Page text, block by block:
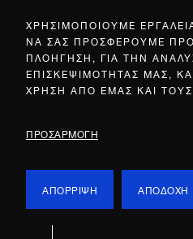
ΧΡΗΣΙΜΟΠΟΙΟΥΜΕ
ΝΑ ΣΑΣ ΠΡΟΣΦΕΡΟΥΜΕ
ΠΛΟΗΓΗΣΗ, ΓΙΑ ΤΗΝ
ΕΠΙΣΚΕΨΙΜΟΤΗΤΑΣ ΜΑΣ,
ΧΡΗΣΗ ΑΠΟ ΕΜΑΣ ΚΑΙ
ΠΡΟΣΑΡΜΟΓΗ
ΑΠΟΡΡΙΨΗ ΑΠΟΔΟΧΗ